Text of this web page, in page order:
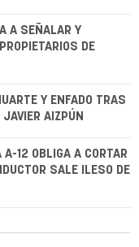
A SEÑALAR Y
DE
Y ENFADO TRAS
AIZPÚN
A-12 OBLIGA A CORTAR
SALE ILESO DE